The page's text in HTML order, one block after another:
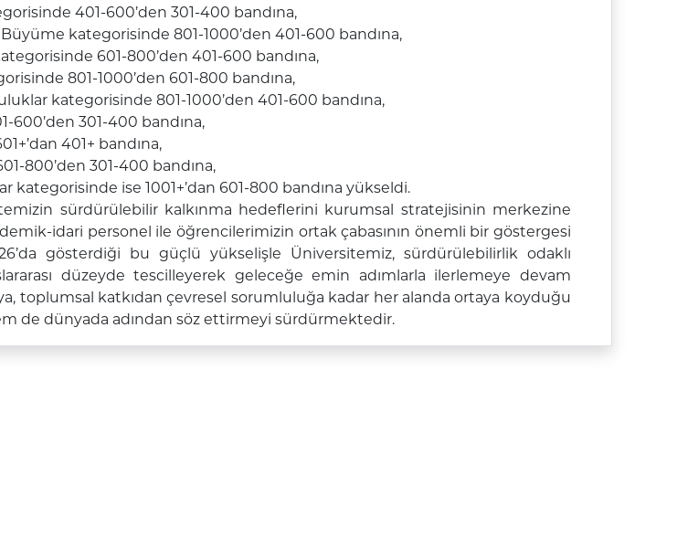
401-600’den 301-400 bandına,
Büyüme kategorisinde 801-1000’den 401-600 bandına,
601-800’den 401-600 bandına,
801-1000’den 601-800 bandına,
kategorisinde 801-1000’den 401-600 bandına,
600’den 301-400 bandına,
401+ bandına,
800’den 301-400 bandına,
kategorisinde ise 1001+’dan 601-800 bandına yükseldi.
sürdürülebilir kalkınma hedeflerini kurumsal stratejisinin merkezine
idari personel ile öğrencilerimizin ortak çabasının önemli bir göstergesi
gösterdiği bu güçlü yükselişle Üniversitemiz, sürdürülebilirlik odaklı
düzeyde tescilleyerek geleceğe emin adımlarla ilerlemeye devam
toplumsal katkıdan çevresel sorumluluğa kadar her alanda ortaya koyduğu
de dünyada adından söz ettirmeyi sürdürmektedir.